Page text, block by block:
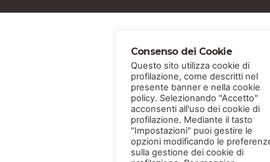
Consenso dei Cookie
Questo sito utilizza cookie di
profilazione, come descritti nel
presente banner e nella cookie
policy. Selezionando "Accetto"
acconsenti all'uso dei cookie di
profilazione. Mediante il tasto
"Impostazioni" puoi gestire le
opzioni modificando le
sulla gestione dei cookie di